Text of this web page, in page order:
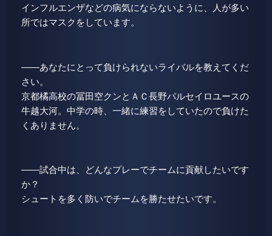
インフルエンザなどの病気にならないように、人が多い
所ではマスクをしています。
――あなたにとって負けられないライバルを教えてくだ
さい。
京都橘高校の冨田空クンとＡＣ長野パルセイロユースの
牛越大河。中学の時、一緒に練習をしていたので負けた
くありません。
――試合中は、どんなプレーでチームに貢献したいです
か？
シュートを多く防いでチームを勝たせたいです。